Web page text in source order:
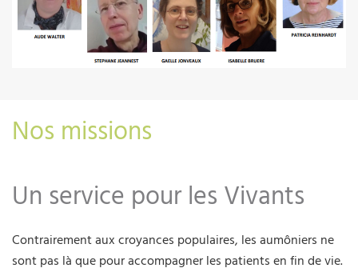
Nos missions
Un service pour les Vivants
Contrairement aux croyances populaires, les aumôniers ne
sont pas là que pour accompagner les patients en fin de vie.